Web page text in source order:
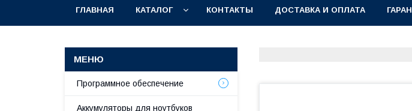
ГЛАВНАЯ КАТАЛОГ КОНТАКТЫ ДОСТАВКА И ОПЛАТА
Программное обеспечение
Аккумуляторы для ноутбуков